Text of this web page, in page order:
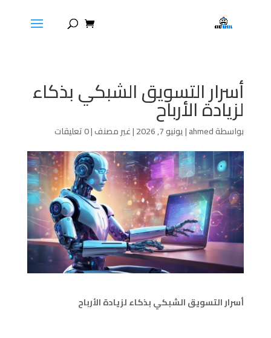
أسرار التسويق الشبكي بذكاء
لزيادة الأرباح
بواسطةahmed
|يونيو 7, 2026 |غير مصنف|0 تعليقات
أسرار التسويق الشبكي بذكاء لزيادة الأرباح